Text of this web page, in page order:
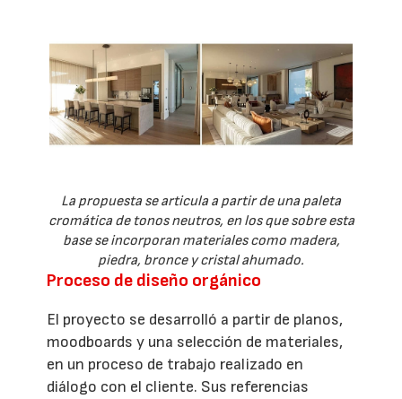
La propuesta se articula a partir de una paleta
cromática de tonos neutros, en los que sobre esta
base se incorporan materiales como madera,
piedra, bronce y cristal ahumado.
Proceso de diseño orgánico
El proyecto se desarrolló a partir de planos,
moodboards y una selección de materiales,
en un proceso de trabajo realizado en
diálogo con el cliente. Sus referencias